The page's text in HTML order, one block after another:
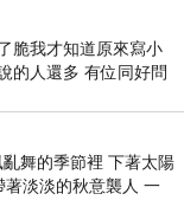
脆我才知道原來寫小
的人還多 有位同好問
文學獎的
舞的季節裡 下著太陽
淡淡的秋意襲人 一